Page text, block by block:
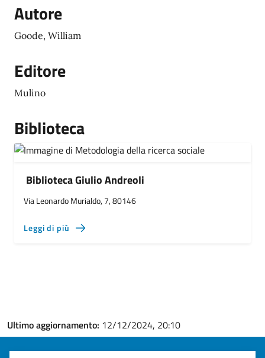
Autore
Goode, William
Editore
Mulino
Biblioteca
Biblioteca Giulio Andreoli
Via Leonardo Murialdo, 7, 80146
Leggi di più
Ultimo aggiornamento: 12/12/2024, 20:10